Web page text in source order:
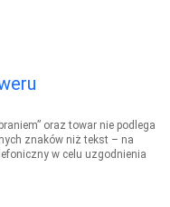
oraz towar nie podlega
znaków niż tekst – na
w celu uzgodnienia